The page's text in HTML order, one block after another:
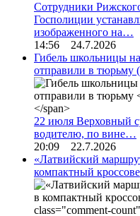
Сотрудники
Госполиции
изображенного на…
14:56 24.7.2026
Гибель школьницы на
отправили в тюрьму
22 июля Верховный
водителю, по вине…
20:09 22.7.2026
«Латвийский
компактный